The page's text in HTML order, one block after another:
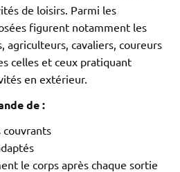
de loisirs. Parmi les
figurent notamment les
agriculteurs, cavaliers, coureurs
celles et ceux pratiquant
en extérieur.
de :
couvrants
le corps après chaque sortie